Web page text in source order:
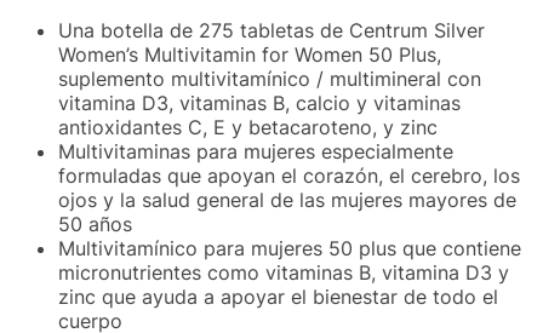
Una botella de 275 tabletas de Centrum Silver
Women’s Multivitamin for Women 50 Plus,
suplemento multivitamínico / multimineral con
vitamina D3, vitaminas B, calcio y vitaminas
antioxidantes C, E y betacaroteno, y zinc
Multivitaminas para mujeres especialmente
formuladas que apoyan el corazón, el cerebro, los
ojos y la salud general de las mujeres mayores de
50 años
Multivitamínico para mujeres 50 plus que contiene
micronutrientes como vitaminas B, vitamina D3 y
zinc que ayuda a apoyar el bienestar de todo el
cuerpo